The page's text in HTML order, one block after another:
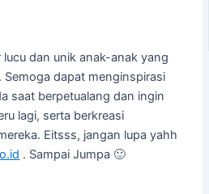
dan unik anak-anak yang
dapat menginspirasi
saat berpetualang dan ingin
lagi, serta berkreasi
Eitsss, jangan lupa yahh
. Sampai Jumpa 🙂